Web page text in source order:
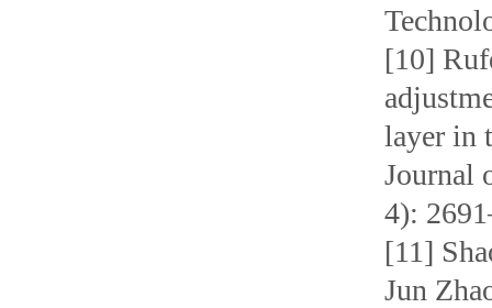
[10]
layer in
Journal
4):
[11]
Jun